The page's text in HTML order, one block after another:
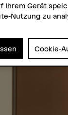
Ihrem Gerät
Nutzung zu
Cookie-